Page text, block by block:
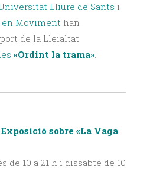
Lliure de Sants i
en Moviment han
de la Lleialtat
«Ordint la trama».
sobre «La Vaga
de 10 a 21 h i dissabte de 10